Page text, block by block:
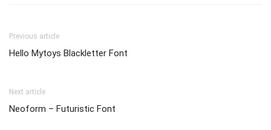
Previous article
Hello Mytoys Blackletter Font
Next article
Neoform – Futuristic Font